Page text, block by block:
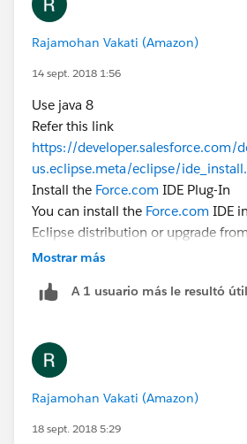
Rajamohan Vakati (Amazon)
14 sept. 2018 1:56
Use java 8
Refer this link
https://developer.salesforce.com/
us.eclipse.meta/eclipse/
Install the Force.com IDE Plug-In
You can install the Force.com IDE
Eclipse distribution or upgrade
version.
have these items installed on your
Windows 7, 8, or 10
macOS 10.7, 10.8, 10.9, 10.10, or
Ubuntu 12.04 LTS or 14.04 LTS
Java SE Development Kit (JDK),
Environment 8 (Java download
Mostrar más
A 1 usuario más le resultó útil
Rajamohan Vakati (Amazon)
18 sept. 2018 5:29